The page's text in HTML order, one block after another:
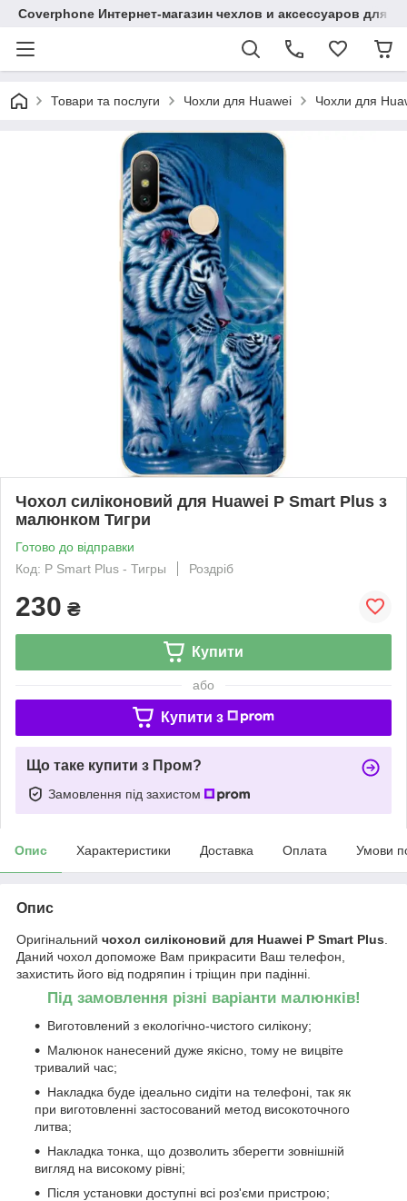
Coverphone Интернет-магазин чехлов и аксессуаров для
Товари та послуги Чохли для Huawei Чохли для
Чохол силіконовий для Huawei P Smart Plus з
малюнком Тигри
Готово до відправки
Код: P Smart Plus - Тигры
Роздріб
230 ₴
Купити
або
Купити з
Що таке купити з Пром?
Замовлення під захистом
Опис Характеристики Доставка Оплата Умови
Опис
Оригінальний чохол силіконовий для Huawei P Smart Plus
Даний чохол допоможе Вам прикрасити Ваш телефон,
захистить його від подряпин і тріщин при падінні.
Під замовлення різні варіанти малюнків!
Виготовлений з екологічно-чистого силікону;
Малюнок нанесений дуже якісно, тому не вицвіте
тривалий час;
Накладка буде ідеально сидіти на телефоні, так як
при виготовленні застосований метод високоточного
литва;
Накладка тонка, що дозволить зберегти зовнішній
вигляд на високому рівні;
Після установки доступні всі роз'єми пристрою;